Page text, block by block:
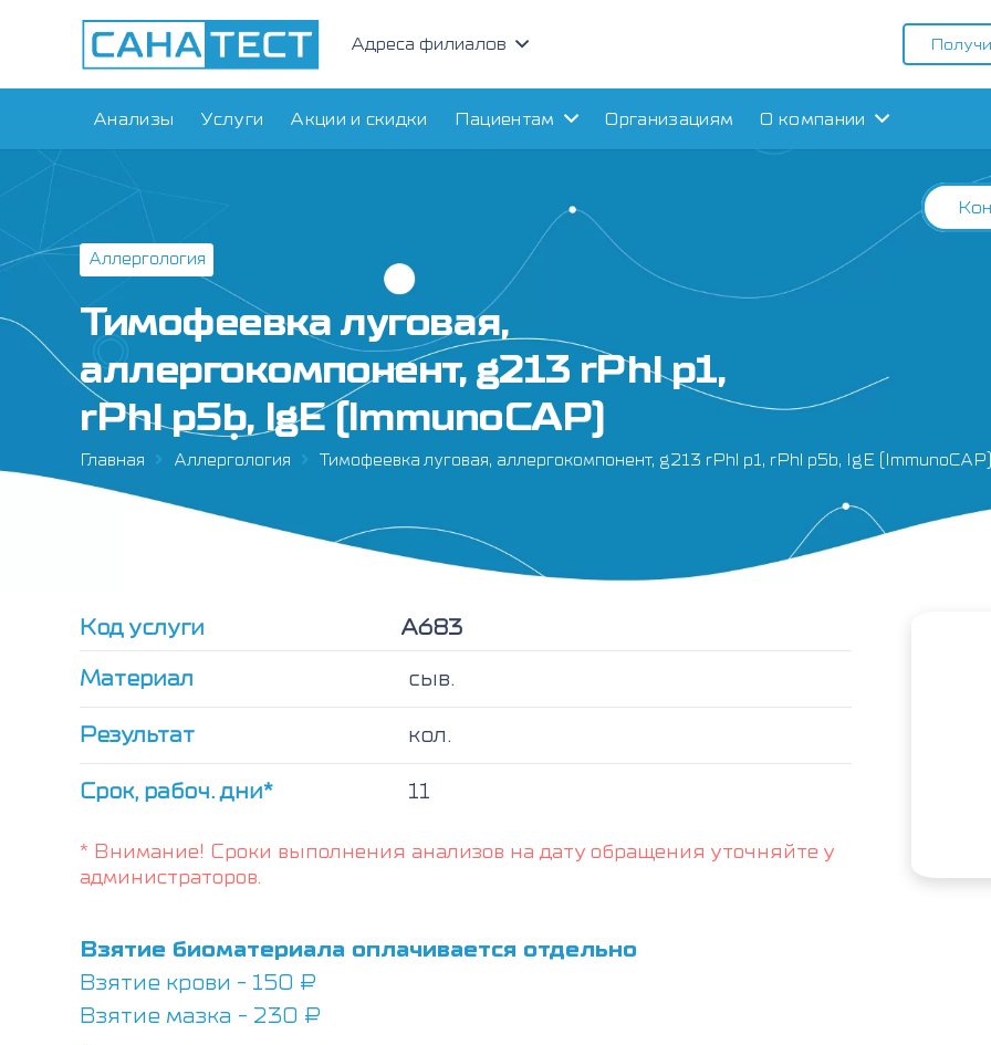
Адреса филиалов
Анализы Услуги Акции и скидки Пациентам Организациям О компании
Аллергология
Тимофеевка луговая,
аллергокомпонент, g213 rPhl p1,
rPhl p5b, IgE (ImmunoCAP)
Главная Аллергология Тимофеевка луговая, аллергокомпонент, g213 rPhl p1, rPhl p5b, IgE (ImmunoCAP)
Код услуги
А683
Материал
сыв.
Результат кол.
Срок, рабоч. дни* 11
* Внимание! Сроки выполнения анализов на дату обращения уточняйте у
администраторов.
Взятие биоматериала оплачивается отдельно
Взятие крови - 150 ₽
Взятие мазка - 230 ₽